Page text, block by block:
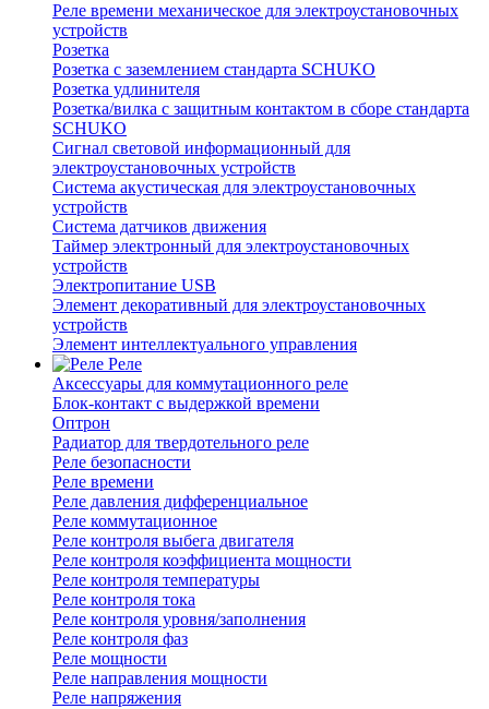
Реле времени механическое для электроустановочных
устройств
Розетка
Розетка с заземлением стандарта SCHUKO
Розетка удлинителя
Розетка/вилка с защитным контактом в сборе стандарта
SCHUKO
Сигнал световой информационный для
электроустановочных устройств
Система акустическая для электроустановочных
устройств
Система датчиков движения
Таймер электронный для электроустановочных
устройств
Электропитание USB
Элемент декоративный для электроустановочных
устройств
Элемент интеллектуального управления
Реле
Аксессуары для коммутационного реле
Блок-контакт с выдержкой времени
Оптрон
Радиатор для твердотельного реле
Реле безопасности
Реле времени
Реле давления дифференциальное
Реле коммутационное
Реле контроля выбега двигателя
Реле контроля коэффициента мощности
Реле контроля температуры
Реле контроля тока
Реле контроля уровня/заполнения
Реле контроля фаз
Реле мощности
Реле направления мощности
Реле напряжения